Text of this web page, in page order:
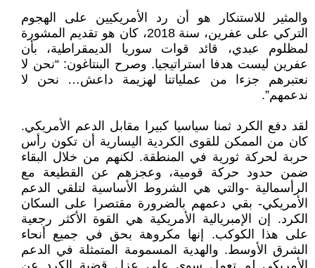
والمثير للاستنكار هو أن رد الأمريكيين على الهجوم
التركي على عفرين، سنة 2018، كان هو تقديم المشورة
لمظلوم عبدي، قائد قوات سوريا الديمقراطية، بأن
عفرين ليست هدفا استراتيجيا. وصرح البنتاغون: “نحن لا
نعتبرهم جزءا من عملياتنا لهزيمة داعش… نحن لا
ندعمهم”.
لقد دفع الكرد ثمنا سياسيا كبيرا مقابل الدعم الأمريكي.
كان من الممكن للقوى الكردية اليسارية أن تكون رأس
حربة لحركة ثورية في المنطقة. لكنهم من خلال البقاء
ضمن حدود حركة قومية، وعجزهم عن القطيعة مع
الرأسمالية -والتي هي الشروط الأساسية لتلقي الدعم
الأمريكي- بقي دعمهم بالضرورة مقتصرا على السكان
الكرد. إن الإمبريالية الأمريكية هي القوة الأكثر رجعية
على هذا الكوكب. إنها مكروهة بحق في جميع أنحاء
الشرق الأوسط. والهدية المسمومة المتمثلة في الدعم